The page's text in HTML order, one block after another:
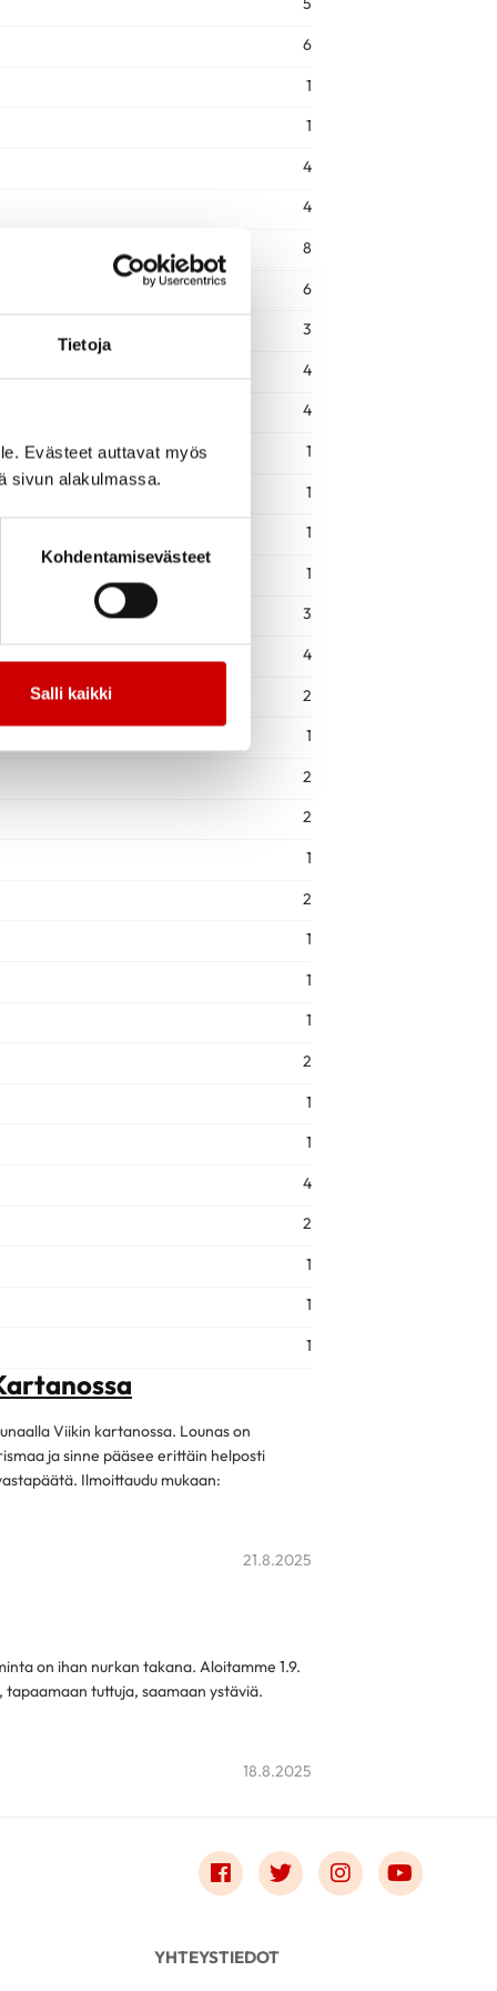
Tietoja
Evästeet auttavat myös
sivun alakulmassa.
Kohdentamisevästeet
Salli kaikki
6
1
1
4
4
8
6
3
4
4
1
1
1
1
3
4
2
1
2
2
1
2
1
1
1
2
1
1
4
2
1
1
1
Viikin kartanossa. Lounas on
ja sinne pääsee erittäin helposti
Ilmoittaudu mukaan:
21.8.2025
on ihan nurkan takana. Aloitamme 1.9.
tuttuja, saamaan ystäviä.
18.8.2025
Link to facebook
Link to twitter
Link to Link to
YHTEYSTIEDOT